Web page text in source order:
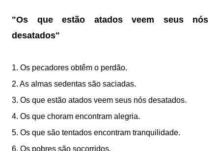
"Os que estão atados veem seus nós
desatados"
1. Os pecadores obtêm o perdão.
2. As almas sedentas são saciadas.
3. Os que estão atados veem seus nós desatados.
4. Os que choram encontram alegria.
5. Os que são tentados encontram tranquilidade.
6. Os pobres são socorridos.